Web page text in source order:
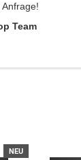
Team
NEU